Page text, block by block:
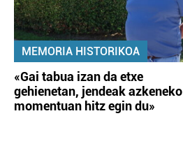
MEMORIA HISTORIKOA
«Gai tabua izan da etxe
gehienetan, jendeak azkeneko
momentuan hitz egin du»